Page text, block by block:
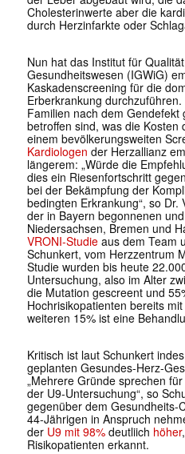
Cholesterinwerte aber die
durch Herzinfarkte oder
Nun hat das Institut für
Gesundheitswesen (IGWiG)
Kaskadenscreening für die
Erberkrankung
Familien nach dem Gendefekt
betroffen sind, was die Kosten
einem bevölkerungsweiten
Kardiologen der Herzallianz
längerem: „Würde die
dies ein Riesenfortschritt
bei der Bekämpfung der
bedingten Erkrankung“, so Dr.
der in Bayern begonnenen
Niedersachsen, Bremen und
VRONI-Studieaus dem Team
Schunkert, vom Herzzentrum
Studie wurden bis heute
Untersuchung, also im Alter
die Mutation gescreent und
Hochrisikopatienten bereits
weiteren 15% ist eine
Kritisch ist laut Schunkert
geplanten Gesundes-Herz-
„Mehrere Gründe sprechen
der U9-Untersuchung“, so
gegenüber dem Gesundheits-
44-Jährigen in Anspruch
der U9 mit 98%deutliich höher
Risikopatienten erkannt.